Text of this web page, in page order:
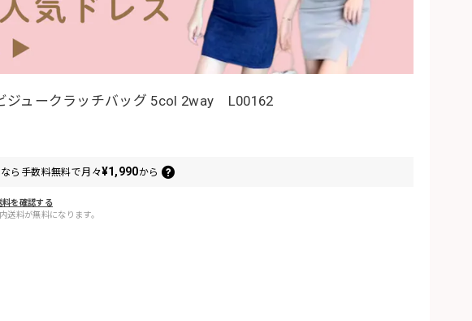
ジュークラッチバッグ 5col 2way L00162
なら 手数料無料で月々¥1,990から
料を確認する
料が無料になります。